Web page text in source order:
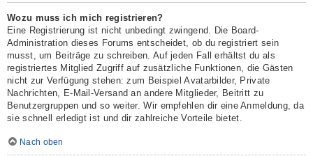
Wozu muss ich mich registrieren?
Eine Registrierung ist nicht unbedingt zwingend. Die Board-
Administration dieses Forums entscheidet, ob du registriert sein
musst, um Beiträge zu schreiben. Auf jeden Fall erhältst du als
registriertes Mitglied Zugriff auf zusätzliche Funktionen, die Gästen
nicht zur Verfügung stehen: zum Beispiel Avatarbilder, Private
Nachrichten, E-Mail-Versand an andere Mitglieder, Beitritt zu
Benutzergruppen und so weiter. Wir empfehlen dir eine Anmeldung, da
sie schnell erledigt ist und dir zahlreiche Vorteile bietet.
Nach oben